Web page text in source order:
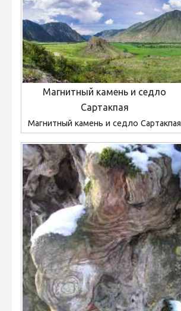
Магнитный камень и седло
Сартакпая
Магнитный камень и седло Сартакпая